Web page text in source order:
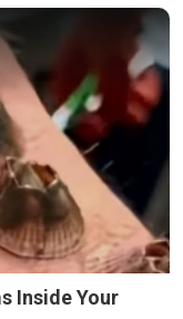
Inside Your